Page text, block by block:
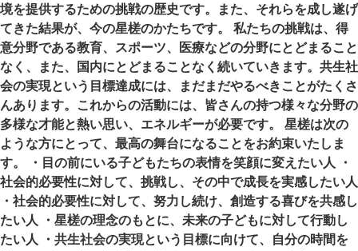
境を提供するための挑戦の歴史です。また、それらを成し遂げ
てきた結果が、今の星槎のかたちです。 私たちの挑戦は、得
意分野である教育、スポーツ、医療などの分野にとどまること
なく、また、国内にとどまることなく続いていきます。共生社
会の実現という目標達成には、まだまだやるべきことがたくさ
んあります。これからの活動には、皆さんの持つ様々な分野の
多様な才能と熱い思い、エネルギーが必要です。 星槎は次の
ような方にとって、最高の舞台になることをお約束いたしま
す。 ・目の前にいる子どもたちの表情を笑顔に変えたい人 ・
社会的必要性に対して、挑戦し、その中で成長を実感したい人
・社会的必要性に対して、努力し続け、創造する喜びを共感し
たい人 ・星槎の理念のもとに、未来の子どもに対して行動し
たい人 ・共生社会の実現という目標に向けて、自分の時間を